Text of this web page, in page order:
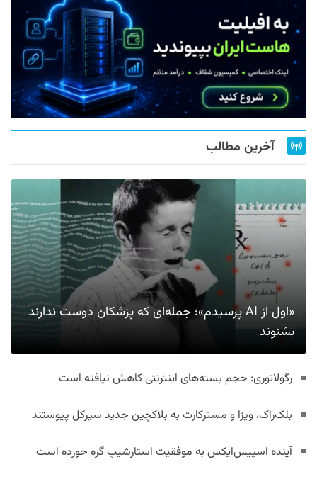
آخرین مطالب
«اول از AI پرسیدم»؛ جمله‌ای که پزشکان دوست ندارند
بشنوند
رگولاتوری: حجم بسته‌های اینترنتی کاهش نیافته است
بلک‌راک، ویزا و مسترکارت به بلاکچین جدید سیرکل پیوستند
آینده اسپیس‌ایکس به موفقیت استارشیپ گره خورده است